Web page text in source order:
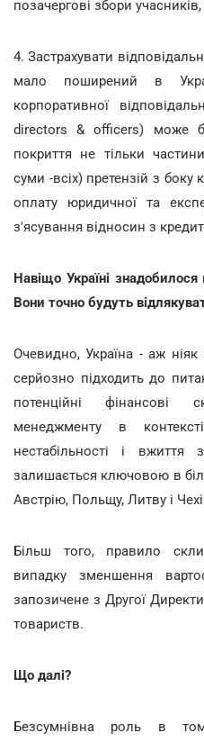
позачергові збори
4. Застрахувати
мало поширений в
корпоративної
directors & officers) може
покриття не тільки
суми -всіх) претензій з боку
оплату юридичної та
з'ясування відносин з
Навіщо Україні
Вони точно будуть
Очевидно, Україна - аж ніяк
серйозно підходить до
потенційні фінансові
менеджменту в
нестабільності і вжиття
залишається ключовою в
Австрію, Польщу, Литву і
Більш того, правило
випадку зменшення
запозичене з Другої
товариств.
Що далі?
Безсумнівна роль в